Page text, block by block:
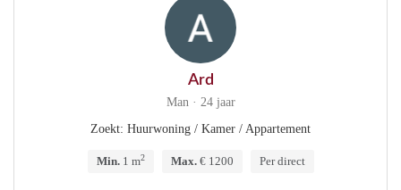
Ard
Man · 24 jaar
Zoekt: Huurwoning / Kamer / Appartement
Min.1 m2 Max.€ 1200 Per direct